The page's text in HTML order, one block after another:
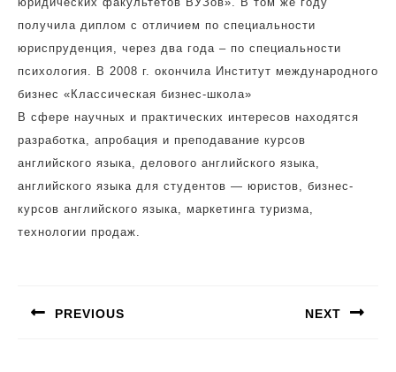
получила диплом с отличием по специальности
юриспруденция, через два года – по специальности
психология. В 2008 г. окончила Институт международного
бизнес «Классическая бизнес-школа»
В сфере научных и практических интересов находятся
разработка, апробация и преподавание курсов
английского языка, делового английского языка,
английского языка для студентов — юристов, бизнес-
курсов английского языка, маркетинга туризма,
технологии продаж.
записям
PREVIOUS NEXT